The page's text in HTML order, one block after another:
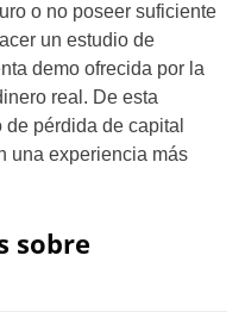
o no poseer suficiente
un estudio de
demo ofrecida por la
real. De esta
pérdida de capital
una experiencia más
sobre